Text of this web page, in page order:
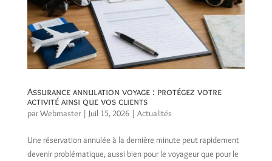
Assurance annulation voyage : protégez votre
activité ainsi que vos clients
parWebmaster| Juil 15, 2026| Actualités
Une réservation annulée à la dernière minute peut rapidement
devenir problématique, aussi bien pour le voyageur que pour le